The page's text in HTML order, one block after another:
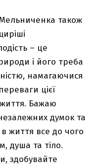
також
– це
і його треба
намагаючися
цієї
Бажаю
думок та
життя все до чого
душа та тіло.
здобувайте